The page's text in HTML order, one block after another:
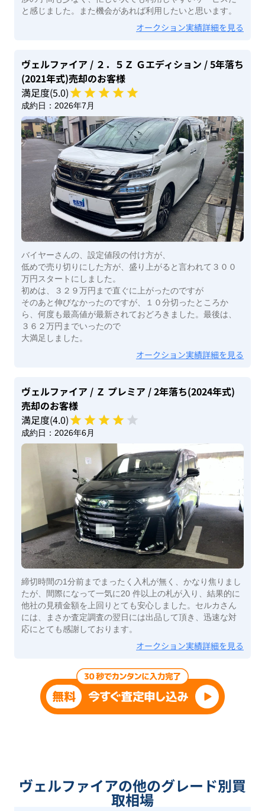
と感じました。また機会があれば利用したいと思います。
オークション実績詳細を見る
ヴェルファイア / ２．５Ｚ Ｇエディション / 5年落ち
(2021年式)売却のお客様
満足度(5.0)
成約日： 2026年7月
バイヤーさんの、設定値段の付け方が、
低めで売り切りにした方が、盛り上がると言われて３００
万円スタートにしました。
初めは、３２９万円まで直ぐに上がったのですが
そのあと伸びなかったのですが、１０分切ったところか
ら、何度も最高値が最新されておどろきました。最後は、
３６２万円までいったので
大満足しました。
オークション実績詳細を見る
ヴェルファイア / Ｚ プレミア / 2年落ち(2024年式)
売却のお客様
満足度(4.0)
成約日： 2026年6月
締切時間の1分前までまったく入札が無く、かなり焦りまし
たが、間際になって一気に20 件以上の札が入り、結果的に
他社の見積金額を上回りとても安心しました。セルカさん
には、まさか査定調査の翌日には出品して頂き、迅速な対
応にとても感謝しております。
オークション実績詳細を見る
ヴェルファイアの他のグレード別買
取相場